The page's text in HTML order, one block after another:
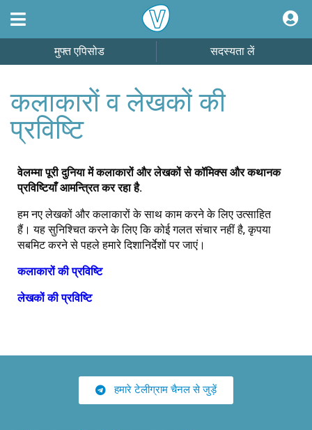
मुफ्त एपिसोड सदस्यता लें
कलाकारों व लेखकों की
प्रविष्टि
वेलम्मा पूरी दुनिया में कलाकारों और लेखकों से कॉमिक्स और कथानक
प्रविष्टियाँ आमन्त्रित कर रहा है.
हम नए लेखकों और कलाकारों के साथ काम करने के लिए उत्साहित
हैं। यह सुनिश्चित करने के लिए कि कोई गलत संचार नहीं है, कृपया
सबमिट करने से पहले हमारे दिशानिर्देशों पर जाएं।
कलाकारों की प्रविष्टि
लेखकों की प्रविष्टि
हमारे टेलीग्राम चैनल से जुड़ें